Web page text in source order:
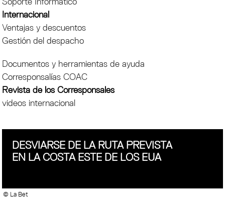
Internacional
Ventajas y descuentos
Gestión del despacho
Documentos y herramientas de ayuda
Corresponsalías COAC
Revista de los Corresponsales
videos internacional
DESVIARSE DE LA RUTA PREVISTA
EN LA COSTA ESTE DE LOS EUA
© La Bet